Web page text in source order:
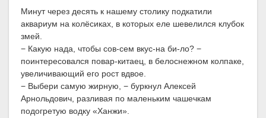
Минут через десять к нашему столику подкатили
аквариум на колёсиках, в которых еле шевелился клубок
змей.
− Какую нада, чтобы сов-сем вкус-на би-ло? −
поинтересовался повар-китаец, в белоснежном колпаке,
увеличивающий его рост вдвое.
− Выбери самую жирную, − буркнул Алексей
Арнольдович, разливая по маленьким чашечкам
подогретую водку «Ханжи».